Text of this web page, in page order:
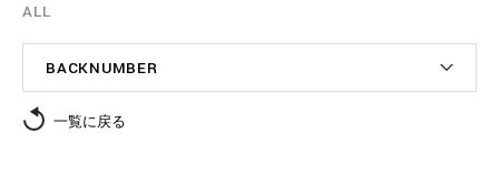
ALL
BACKNUMBER
一覧に戻る